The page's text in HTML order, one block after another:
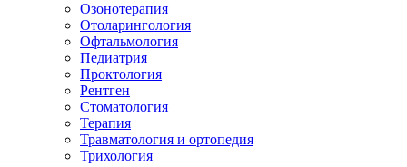
Озонотерапия
Отоларингология
Офтальмология
Педиатрия
Проктология
Рентген
Стоматология
Терапия
Травматология и ортопедия
Трихология